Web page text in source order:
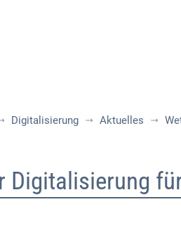
Digitalisierung Aktuelles
Digitalisierung